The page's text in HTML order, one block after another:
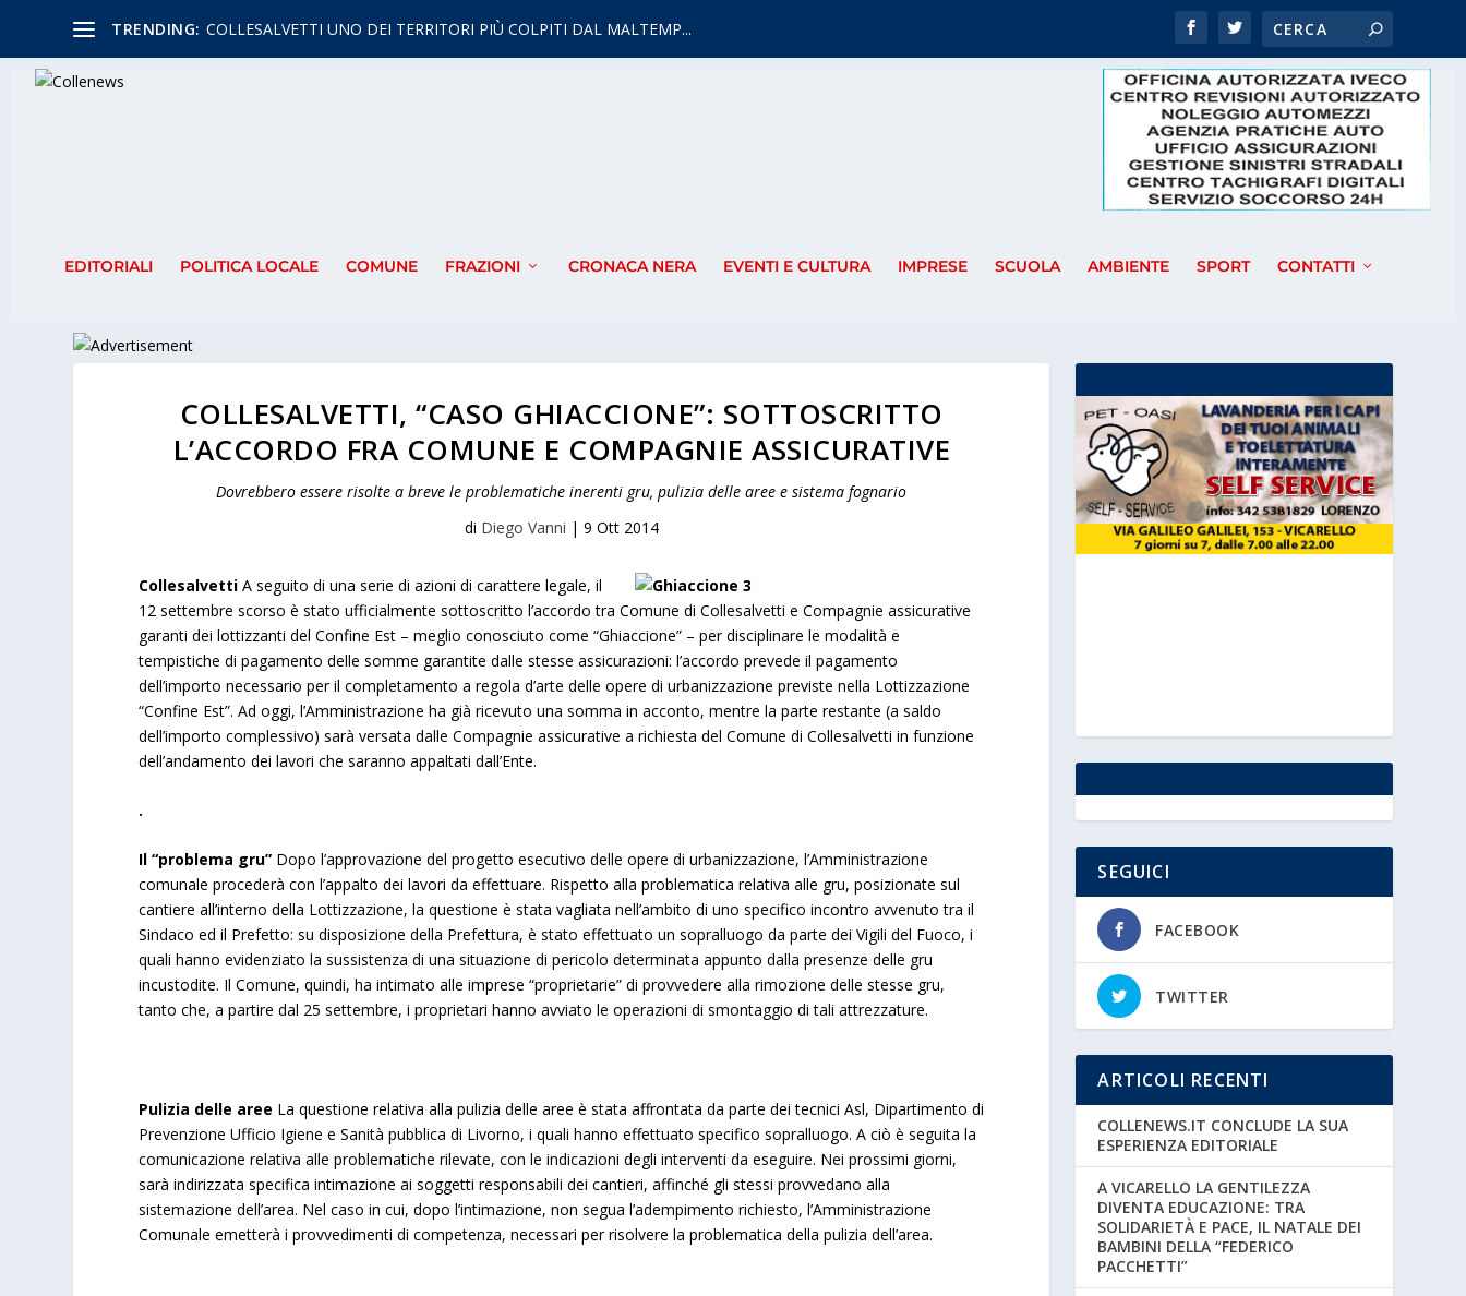
TRENDING: COLLESALVETTI UNO DEI TERRITORI PIÙ COLPITI DAL MALTEMP...
EDITORIALI POLITICA LOCALE COMUNE FRAZIONI CRONACA NERA EVENTI E CULTURA IMPRESE SCUOLA AMBIENTE SPORT CONTATTI
COLLESALVETTI, “CASO GHIACCIONE”: SOTTOSCRITTO
L’ACCORDO FRA COMUNE E COMPAGNIE ASSICURATIVE
Dovrebbero essere risolte a breve le problematiche inerenti gru, pulizia delle aree e sistema fognario
di Diego Vanni | 9 Ott 2014
Collesalvetti A seguito di una serie di azioni di carattere legale, il
12 settembre scorso è stato ufficialmente sottoscritto l’accordo tra Comune di Collesalvetti e Compagnie assicurative
garanti dei lottizzanti del Confine Est – meglio conosciuto come “Ghiaccione” – per disciplinare le modalità e
tempistiche di pagamento delle somme garantite dalle stesse assicurazioni: l’accordo prevede il pagamento
dell’importo necessario per il completamento a regola d’arte delle opere di urbanizzazione previste nella Lottizzazione
“Confine Est”. Ad oggi, l’Amministrazione ha già ricevuto una somma in acconto, mentre la parte restante (a saldo
dell’importo complessivo) sarà versata dalle Compagnie assicurative a richiesta del Comune di Collesalvetti in funzione
dell’andamento dei lavori che saranno appaltati dall’Ente.
.
Il “problema gru” Dopo l’approvazione del progetto esecutivo delle opere di urbanizzazione, l’Amministrazione
comunale procederà con l’appalto dei lavori da effettuare. Rispetto alla problematica relativa alle gru, posizionate sul
cantiere all’interno della Lottizzazione, la questione è stata vagliata nell’ambito di uno specifico incontro avvenuto tra il
Sindaco ed il Prefetto: su disposizione della Prefettura, è stato effettuato un sopralluogo da parte dei Vigili del Fuoco, i
quali hanno evidenziato la sussistenza di una situazione di pericolo determinata appunto dalla presenze delle gru
incustodite. Il Comune, quindi, ha intimato alle imprese “proprietarie” di provvedere alla rimozione delle stesse gru,
tanto che, a partire dal 25 settembre, i proprietari hanno avviato le operazioni di smontaggio di tali attrezzature.
Pulizia delle aree La questione relativa alla pulizia delle aree è stata affrontata da parte dei tecnici Asl, Dipartimento di
Prevenzione Ufficio Igiene e Sanità pubblica di Livorno, i quali hanno effettuato specifico sopralluogo. A ciò è seguita la
comunicazione relativa alle problematiche rilevate, con le indicazioni degli interventi da eseguire. Nei prossimi giorni,
sarà indirizzata specifica intimazione ai soggetti responsabili dei cantieri, affinché gli stessi provvedano alla
sistemazione dell’area. Nel caso in cui, dopo l’intimazione, non segua l’adempimento richiesto, l’Amministrazione
Comunale emetterà i provvedimenti di competenza, necessari per risolvere la problematica della pulizia dell’area.
SEGUICI
FACEBOOK
TWITTER
ARTICOLI RECENTI
COLLENEWS.IT CONCLUDE LA SUA
ESPERIENZA EDITORIALE
A VICARELLO LA GENTILEZZA
DIVENTA EDUCAZIONE: TRA
SOLIDARIETÀ E PACE, IL NATALE DEI
BAMBINI DELLA “FEDERICO
PACCHETTI”